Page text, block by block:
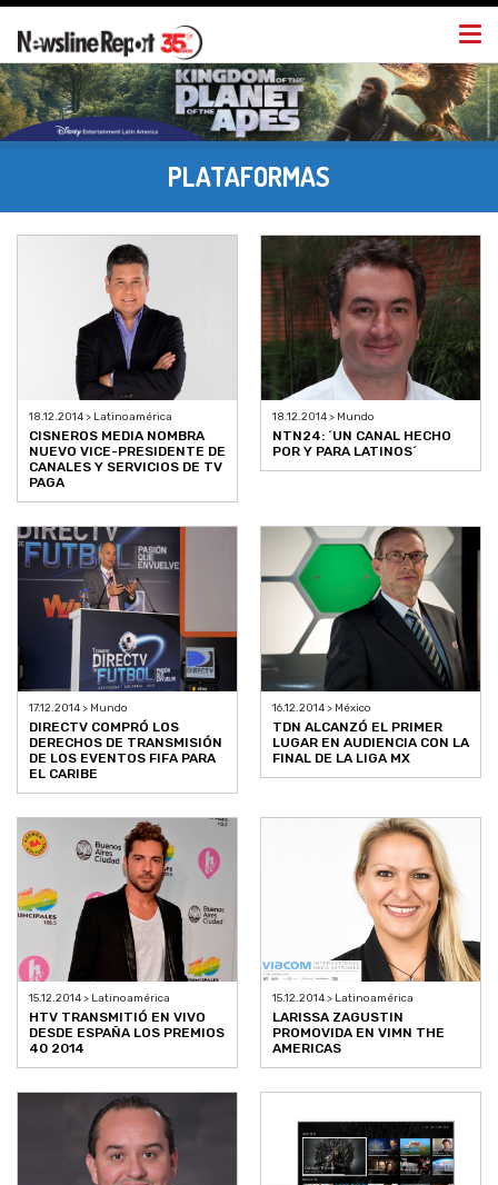
PLATAFORMAS
18.12.2014 > Latinoamérica
CISNEROS MEDIA NOMBRA
NUEVO VICE-PRESIDENTE DE
CANALES Y SERVICIOS DE TV
PAGA
18.12.2014 > Mundo
NTN24: ´UN CANAL HECHO
POR Y PARA LATINOS´
17.12.2014 > Mundo
DIRECTV COMPRÓ LOS
DERECHOS DE TRANSMISIÓN
DE LOS EVENTOS FIFA PARA
EL CARIBE
16.12.2014 > México
TDN ALCANZÓ EL PRIMER
LUGAR EN AUDIENCIA CON LA
FINAL DE LA LIGA MX
15.12.2014 > Latinoamérica
HTV TRANSMITIÓ EN VIVO
DESDE ESPAÑA LOS PREMIOS
40 2014
15.12.2014 > Latinoamérica
LARISSA ZAGUSTIN
PROMOVIDA EN VIMN THE
AMERICAS